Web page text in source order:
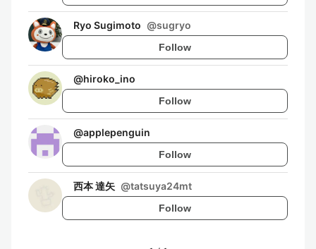
Ryo Sugimoto @sugryo
Follow
@hiroko_ino
Follow
@applepenguin
Follow
西本 達矢 @tatsuya24mt
Follow